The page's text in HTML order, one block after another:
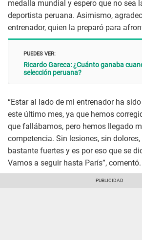
medalla mundial y espero que no sea
deportista peruana. Asimismo,
entrenador, quien la preparó para
PUEDES VER:
Ricardo Gareca: ¿Cuánto ganaba
selección peruana?
“Estar al lado de mi entrenador ha
este último mes, ya que hemos
que fallábamos, pero hemos llegado
competencia. Sin lesiones, sin
bastante fuertes y es por eso que se
Vamos a seguir hasta París”, comentó.